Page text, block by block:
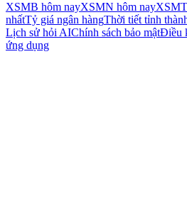
XSMB hôm nayXSMN hôm nay
nhấtTỷ giá ngân hàngThời tiết tỉnh
Lịch sử hỏi AIChính sách bảo mậtĐiều
ứng dụng